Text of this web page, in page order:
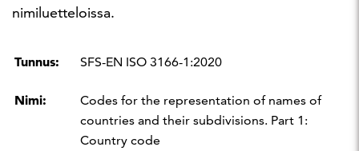
nimiluetteloissa.
Tunnus: SFS-EN ISO 3166-1:2020
Nimi:
Codes for the representation of names of
countries and their subdivisions. Part 1:
Country code